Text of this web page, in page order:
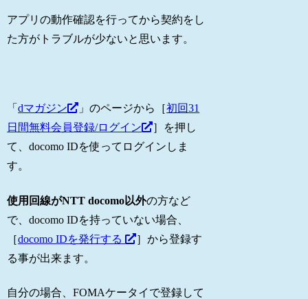
アプリの動作確認を行ってから契約をし
た方がトラブルが少ないと思います。
「dマガジン 」のページから［初回31
日間無料会員登録/ログイン
］を押し
て、docomo IDを使ってログインしま
す。
使用回線がNTT docomo以外の方など
で、docomo IDを持っていない場合、
［docomo IDを発行する
］から登録す
る事が出来ます。
自分の場合、FOMAケータイで登録して